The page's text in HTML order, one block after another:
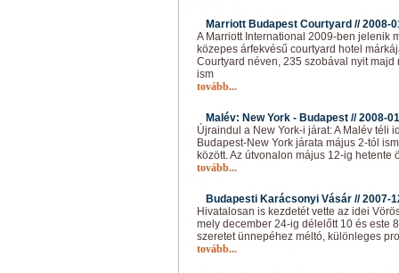
Marriott Budapest Courtyard //2008-
A Marriott International 2009-ben jelenik
közepes árfekvésű courtyard hotel
Courtyard néven, 235 szobával nyit
ism
tovább...
Malév: New York - Budapest //2008-
Újraindul a New York-i járat: A Malév téli
Budapest-New York járata május 2-tól
között. Az útvonalon május 12-ig hetente
tovább...
Budapesti Karácsonyi Vásár //2007-
Hivatalosan is kezdetét vette az idei
mely december 24-ig délelőtt 10 és este
szeretet ünnepéhez méltó, különleges
tovább...